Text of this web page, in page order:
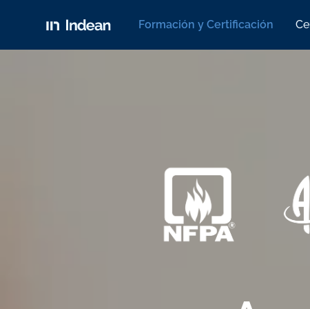
Formación y Certificación